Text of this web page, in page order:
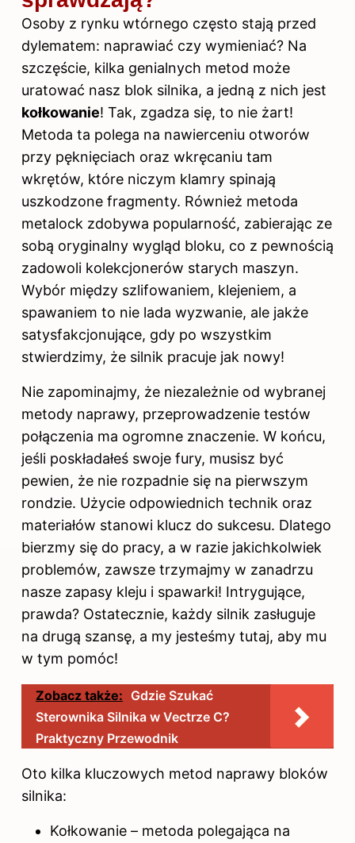
Osoby z rynku wtórnego często stają przed
dylematem: naprawiać czy wymieniać? Na
szczęście, kilka genialnych metod może
uratować nasz blok silnika, a jedną z nich jest
kołkowanie! Tak, zgadza się, to nie żart!
Metoda ta polega na nawierceniu otworów
przy pęknięciach oraz wkręcaniu tam
wkrętów, które niczym klamry spinają
uszkodzone fragmenty. Również metoda
metalock zdobywa popularność, zabierając ze
sobą oryginalny wygląd bloku, co z pewnością
zadowoli kolekcjonerów starych maszyn.
Wybór między szlifowaniem, klejeniem, a
spawaniem to nie lada wyzwanie, ale jakże
satysfakcjonujące, gdy po wszystkim
stwierdzimy, że silnik pracuje jak nowy!
Nie zapominajmy, że niezależnie od wybranej
metody naprawy, przeprowadzenie testów
połączenia ma ogromne znaczenie. W końcu,
jeśli poskładałeś swoje fury, musisz być
pewien, że nie rozpadnie się na pierwszym
rondzie. Użycie odpowiednich technik oraz
materiałów stanowi klucz do sukcesu. Dlatego
bierzmy się do pracy, a w razie jakichkolwiek
problemów, zawsze trzymajmy w zanadrzu
nasze zapasy kleju i spawarki! Intrygujące,
prawda? Ostatecznie, każdy silnik zasługuje
na drugą szansę, a my jesteśmy tutaj, aby mu
w tym pomóc!
Zobacz także: Gdzie Szukać
Sterownika Silnika w Vectrze C?
Praktyczny Przewodnik
Oto kilka kluczowych metod naprawy bloków
silnika:
Kołkowanie – metoda polegająca na